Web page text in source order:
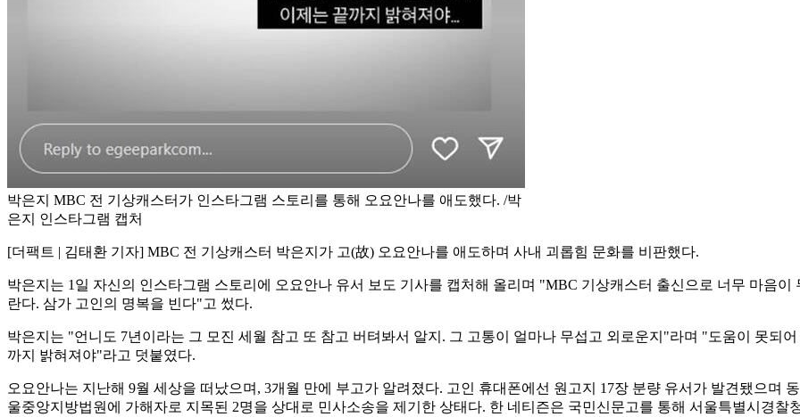
박은지 MBC 전 기상캐스터가 인스타그램 스토리를 통해 오요안나를 애도했다. /박
은지 인스타그램 캡처
[더팩트 | 김태환 기자] MBC 전 기상캐스터 박은지가 고(故) 오요안나를 애도하며 사내 괴롭힘 문화를 비판했다.
박은지는 1일 자신의 인스타그램 스토리에 오요안나 유서 보도 기사를 캡처해 올리며 "MBC 기상캐스터 출신으로 너무 마음
란다. 삼가 고인의 명복을 빈다"고 썼다.
박은지는 "언니도 7년이라는 그 모진 세월 참고 또 참고 버텨봐서 알지. 그 고통이 얼마나 무섭고 외로운지"라며 "도움이 못되
까지 밝혀져야"라고 덧붙였다.
오요안나는 지난해 9월 세상을 떠났으며, 3개월 만에 부고가 알려졌다. 고인 휴대폰에선 원고지 17장 분량 유서가 발견됐으며
울중앙지방법원에 가해자로 지목된 2명을 상대로 민사소송을 제기한 상태다. 한 네티즌은 국민신문고를 통해 서울특별시경